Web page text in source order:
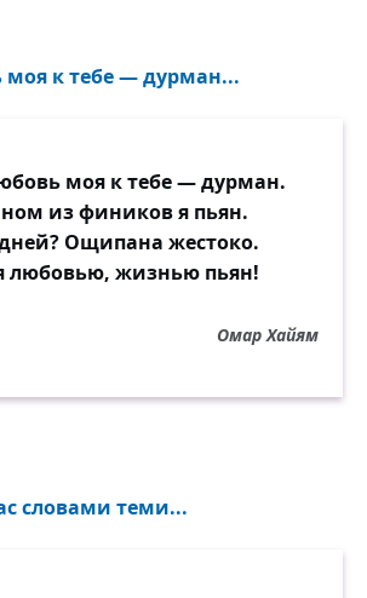
моя к тебе — дурман...
моя к тебе — дурман.
из фиников я пьян.
Ощипана жестоко.
любовью, жизнью пьян!
Омар Хайям
словами теми...